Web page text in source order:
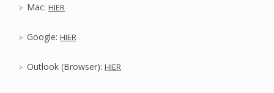
Mac: HIER
Google: HIER
Outlook (Browser): HIER